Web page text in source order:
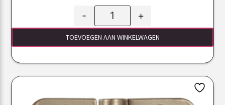
- +
TOEVOEGEN AAN WINKELWAGEN